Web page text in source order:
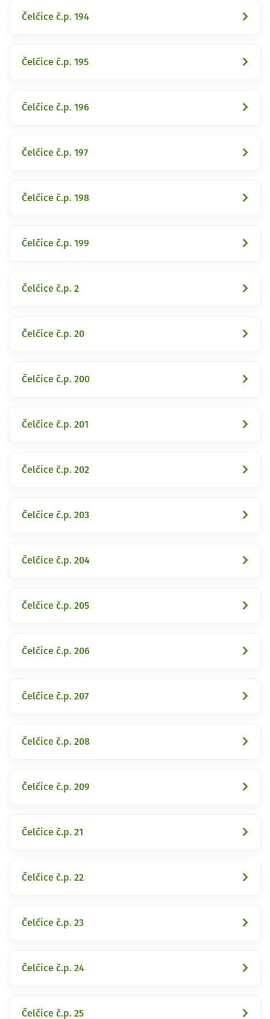
Čelčice č.p. 194
Čelčice č.p. 195
Čelčice č.p. 196
Čelčice č.p. 197
Čelčice č.p. 198
Čelčice č.p. 199
Čelčice č.p. 2
Čelčice č.p. 20
Čelčice č.p. 200
Čelčice č.p. 201
Čelčice č.p. 202
Čelčice č.p. 203
Čelčice č.p. 204
Čelčice č.p. 205
Čelčice č.p. 206
Čelčice č.p. 207
Čelčice č.p. 208
Čelčice č.p. 209
Čelčice č.p. 21
Čelčice č.p. 22
Čelčice č.p. 23
Čelčice č.p. 24
Čelčice č.p. 25